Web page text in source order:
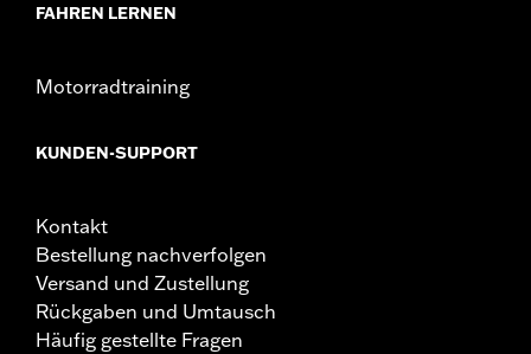
FAHREN LERNEN
Motorradtraining
KUNDEN-SUPPORT
Kontakt
Bestellung nachverfolgen
Versand und Zustellung
Rückgaben und Umtausch
Häufig gestellte Fragen